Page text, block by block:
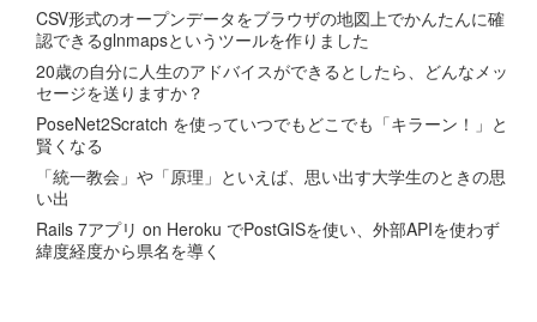
CSV形式のオープンデータをブラウザの地図上でかんたんに確
認できるglnmapsというツールを作りました
20歳の自分に人生のアドバイスができるとしたら、どんなメッ
セージを送りますか？
PoseNet2Scratch を使っていつでもどこでも「キラーン！」と
賢くなる
「統一教会」や「原理」といえば、思い出す大学生のときの思
い出
Rails 7アプリ on Heroku でPostGISを使い、外部APIを使わず
緯度経度から県名を導く